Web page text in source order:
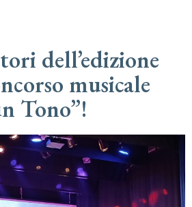
dell’edizione
musicale
Tono”!